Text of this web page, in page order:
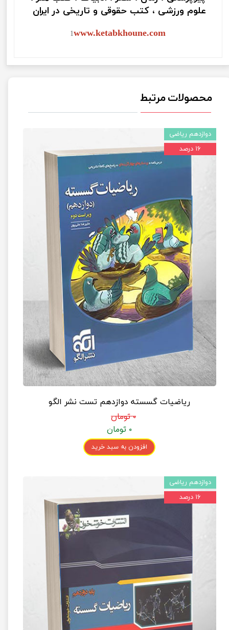
علوم ورزشی ، کتب حقوقی و تاریخی در ایران
1www.ketabkhoune.com
محصولات مرتبط
ریاضیات گسسته دوازدهم تست نشر الگو
۰ تومان
۰ تومان
افزودن به سبد خرید
دوازدهم ریاضی
۱۶ درصد
دوازدهم ریاضی
۱۶ درصد